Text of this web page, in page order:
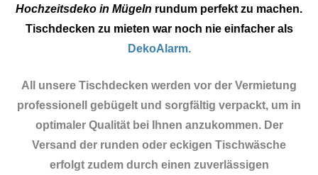
Hochzeitsdeko in Mügeln rundum perfekt zu machen.
Tischdecken zu mieten war noch nie einfacher als
DekoAlarm.
All unsere Tischdecken werden vor der Vermietung
professionell gebügelt und sorgfältig verpackt, um in
optimaler Qualität bei Ihnen anzukommen. Der
Versand der runden oder eckigen Tischwäsche
erfolgt zudem durch einen zuverlässigen